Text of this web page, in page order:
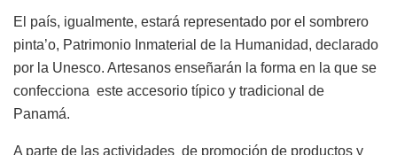
El país, igualmente, estará representado por el sombrero
pinta’o, Patrimonio Inmaterial de la Humanidad, declarado
por la Unesco. Artesanos enseñarán la forma en la que se
confecciona este accesorio típico y tradicional de
Panamá.
A parte de las actividades de promoción de productos y